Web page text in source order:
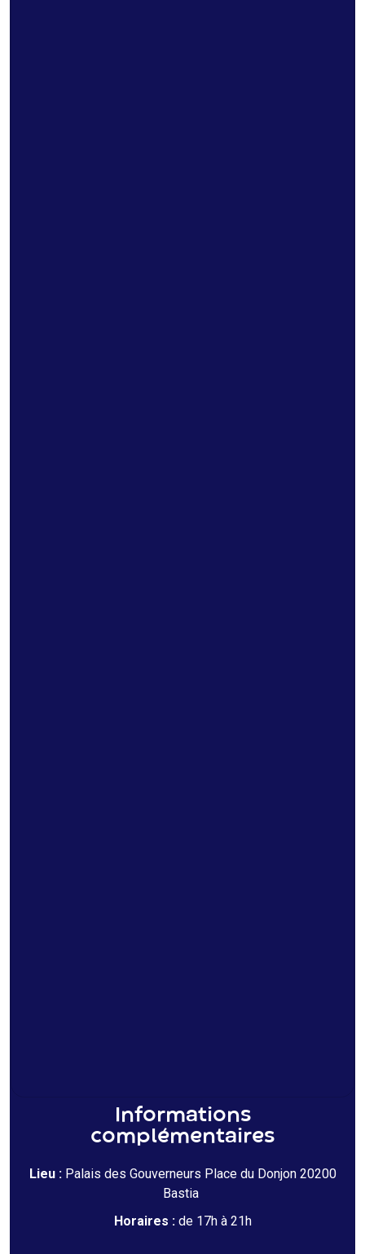
Informations
complémentaires
Lieu : Palais des Gouverneurs Place du Donjon 20200
Bastia
Horaires : de 17h à 21h